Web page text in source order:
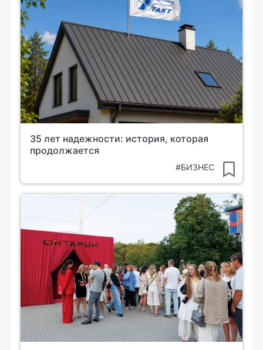
35 лет надежности: история, которая
продолжается
#БИЗНЕС